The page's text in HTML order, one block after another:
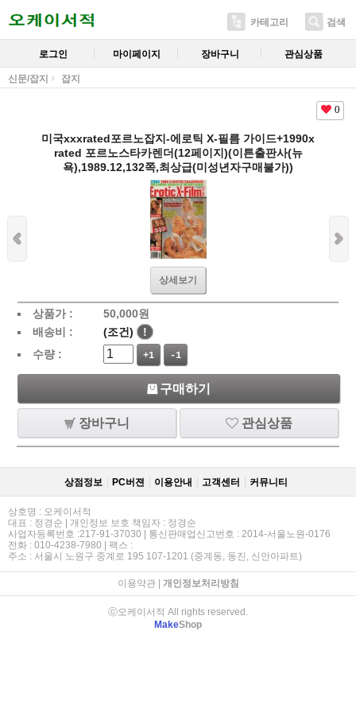
카테고리 검색
로그인 마이페이지 장바구니 관심상품
신문/잡지 잡지
0
미국xxxrated포르노잡지-에로틱 X-필름 가이드+1990x
rated 포르노스타카렌더(12페이지)(이튼출판사(뉴
욕),1989.12,132쪽,최상급(미성년자구매불가))
상세보기
상품가 : 50,000원
배송비 :
(조건)
!
수량 :
+1 -1
구매하기
장바구니 관심상품
상점정보 PC버젼 이용안내 고객센터 커뮤니티
상호명 : 오케이서적
대표 : 정경순 | 개인정보 보호 책임자 : 정경순
사업자등록번호 :217-91-37030 | 통신판매업신고번호 : 2014-서울노원-0176
전화 : 010-4238-7980 | 팩스 :
주소 : 서울시 노원구 중계로 195 107-1201 (중계동, 동진, 신안아파트)
이용약관| 개인정보처리방침
ⓒ오케이서적 All rights reserved.
MakeShop